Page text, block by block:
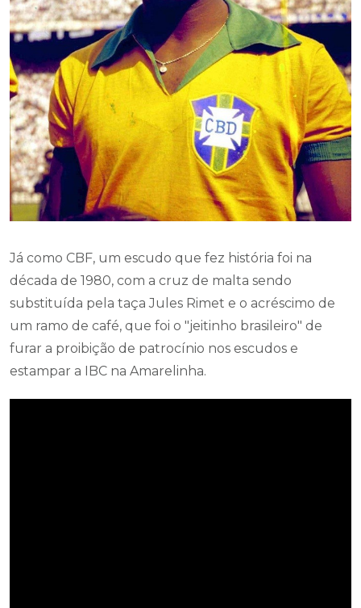
Já como CBF, um escudo que fez história foi na
década de 1980, com a cruz de malta sendo
substituída pela taça Jules Rimet e o acréscimo de
um ramo de café, que foi o "jeitinho brasileiro" de
furar a proibição de patrocínio nos escudos e
estampar a IBC na Amarelinha.